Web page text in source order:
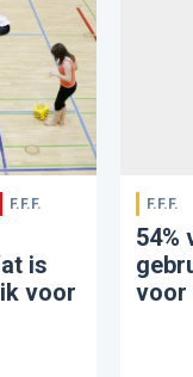
F.F.F.
is
voor
F.F.F.
54%
voor